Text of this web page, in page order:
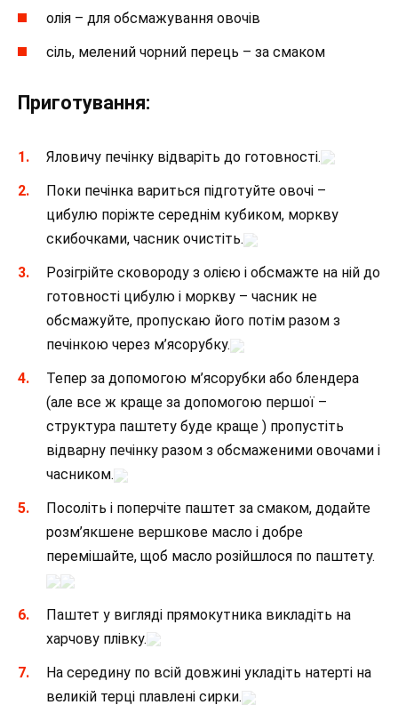
олія – для обсмажування овочів
сіль, мелений чорний перець – за смаком
Приготування:
Яловичу печінку відваріть до готовності.
Поки печінка вариться підготуйте овочі –
цибулю поріжте середнім кубиком, моркву
скибочками, часник очистіть.
Розігрійте сковороду з олією і обсмажте на ній до
готовності цибулю і моркву – часник не
обсмажуйте, пропускаю його потім разом з
печінкою через м’ясорубку.
Тепер за допомогою м’ясорубки або блендера
(але все ж краще за допомогою першої –
структура паштету буде краще ) пропустіть
відварну печінку разом з обсмаженими овочами і
часником.
Посоліть і поперчіте паштет за смаком, додайте
розм’якшене вершкове масло і добре
перемішайте, щоб масло розійшлося по паштету.
Паштет у вигляді прямокутника викладіть на
харчову плівку.
На середину по всій довжині укладіть натерті на
великій терці плавлені сирки.